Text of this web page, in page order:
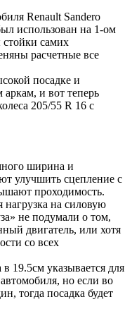
Renault Sandero
использован на 1-ом
самих
расчетные все
посадке и
и вот теперь
205/55 R 16 с
ширина и
улучшить сцепление с
проходимость.
нагрузка на силовую
не подумали о том,
двигатель, или хотя
со всех
19.5см указывается для
но если во
тогда посадка будет